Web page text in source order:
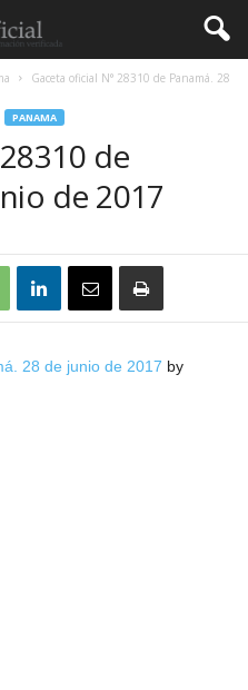
Gaceta oficial N° 28310 de Panamá. 28
PANAMA
de
de 2017
28 de junio de 2017 by